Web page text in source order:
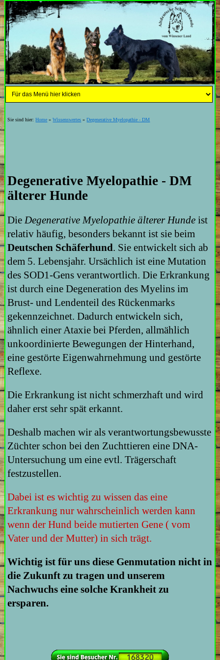
Sie sind hier:Home »Wissenswertes »Degenerative Myelopathie - DM
Degenerative Myelopathie - DM
älterer Hunde
Die Degenerative Myelopathie älterer Hunde ist
relativ häufig, besonders bekannt ist sie beim
Deutschen Schäferhund. Sie entwickelt sich ab
dem 5. Lebensjahr. Ursächlich ist eine Mutation
des SOD1-Gens verantwortlich. Die Erkrankung
ist durch eine Degeneration des Myelins im
Brust- und Lendenteil des Rückenmarks
gekennzeichnet. Dadurch entwickeln sich,
ähnlich einer Ataxie bei Pferden, allmählich
unkoordinierte Bewegungen der Hinterhand,
eine gestörte Eigenwahrnehmung und gestörte
Reflexe.
Die Erkrankung ist nicht schmerzhaft und wird
daher erst sehr spät erkannt.
Deshalb machen wir als verantwortungsbewusste
Züchter schon bei den Zuchttieren eine DNA-
Untersuchung um eine evtl. Trägerschaft
festzustellen.
Dabei ist es wichtig zu wissen das eine
Erkrankung nur wahrscheinlich werden kann
wenn der Hund beide mutierten Gene ( vom
Vater und der Mutter) in sich trägt.
Wichtig ist für uns diese Genmutation nicht in
die Zukunft zu tragen und unserem
Nachwuchs eine solche Krankheit zu
ersparen.